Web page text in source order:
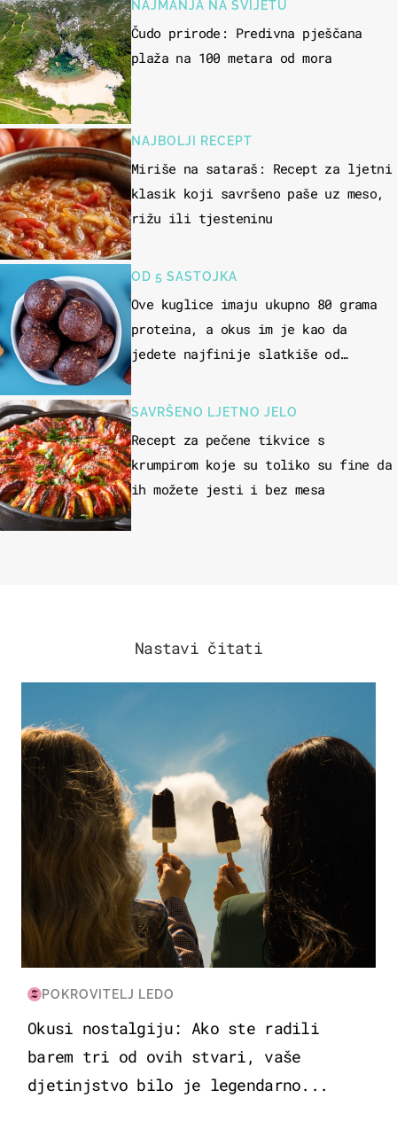
NAJMANJA NA SVIJETU
Čudo prirode: Predivna pješčana
plaža na 100 metara od mora
NAJBOLJI RECEPT
Miriše na sataraš: Recept za ljetni
klasik koji savršeno paše uz meso,
rižu ili tjesteninu
OD 5 SASTOJKA
Ove kuglice imaju ukupno 80 grama
proteina, a okus im je kao da
jedete najfinije slatkiše od
SAVRŠENO LJETNO JELO
Recept za pečene tikvice s
krumpirom koje su toliko su fine da
ih možete jesti i bez mesa
Nastavi čitati
POKROVITELJ LEDO
Okusi nostalgiju: Ako ste radili
barem tri od ovih stvari, vaše
djetinjstvo bilo je legendarno...